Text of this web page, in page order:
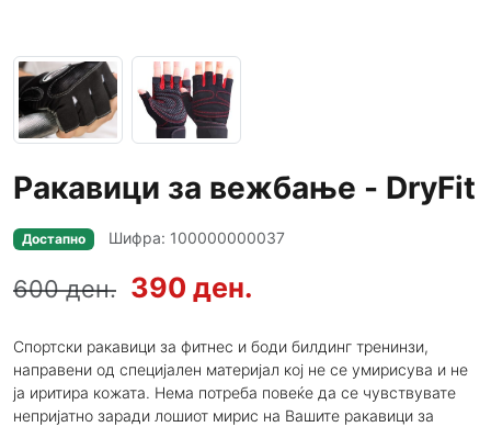
Ракавици за вежбање - DryFit
Достапно Шифра: 100000000037
600 ден. 390 ден.
Спортски ракавици за фитнес и боди билдинг тренинзи,
направени од специјален материјал кој не се умирисува и не
ја иритира кожата. Нема потреба повеќе да се чувствувате
непријатно заради лошиот мирис на Вашите ракавици за